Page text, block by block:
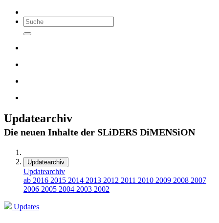
Updatearchiv
Die neuen Inhalte der SLiDERS DiMENSiON
Updatearchiv
Updatearchiv
ab 2016 2015 2014 2013 2012 2011 2010 2009 2008 2007
2006 2005 2004 2003 2002
Updates